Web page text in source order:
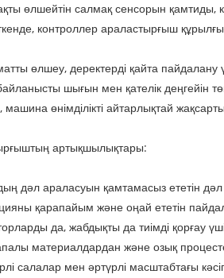
өлшейтін салмақ сенсорын қамтиды,
контроллер араластырғыш
өлшеу, деректерді қайта пайдалану
шығын мен қателік деңгейін
өнімділікті айтарлықтай
артықшылықтары:
дәл араласуын қамтамасыз ететін
қарапайым және оңай ететін
да, жабдықты да тиімді қорғау
материалдардан және озық
салалар мен әртүрлі масштабтағы